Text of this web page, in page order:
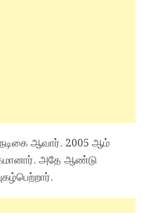
நடிகை ஆவார். 2005 ஆம்
அதே ஆண்டு